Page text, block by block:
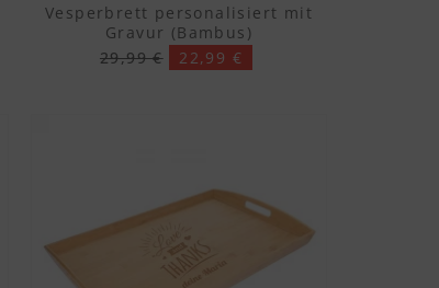
Vesperbrett personalisiert mit
Gravur (Bambus)
29,99 €
22,99 €